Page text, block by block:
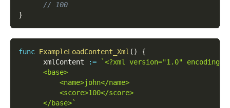
// 100
}
func ExampleLoadContent_Xml ( )
{
      xmlContent
:=
`<?xml version="1.0"
      <base>
          <name>john</name>
          <score>100</score>
      </base>`